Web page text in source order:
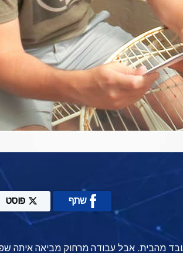
שתף פוסט
מהבית. אבל עבודה מרחוק מביאה איתה